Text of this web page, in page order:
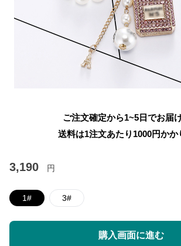
ご注文確定から1~5日でお届
送料は1注文あたり 1000円かか
3,190 円
1# 3#
購入画面に進む